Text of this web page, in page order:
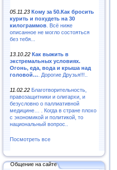
05.11.23 Кому за 50.Как бросить
курить и похудеть на 30
килограммов . Всё ниже
описанное не могло состояться
без тебя...
13.10.22 Как выжить в
экстремальных условиях.
Огонь, еда, вода и крыша над
головой… . Дорогие Друзья!!!..
11.02.22 Благотворительность,
правозащитники и олигархи, и
безусловно о паллиативной
медицине… . Когда в стране плохо
с экономикой и политикой, то
национальный вопрос..
Посмотреть все
Общение на сайте